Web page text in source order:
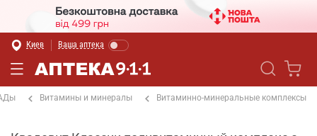
Киев Ваша аптека
Витамины и минералы Витаминно-минеральные комплексы